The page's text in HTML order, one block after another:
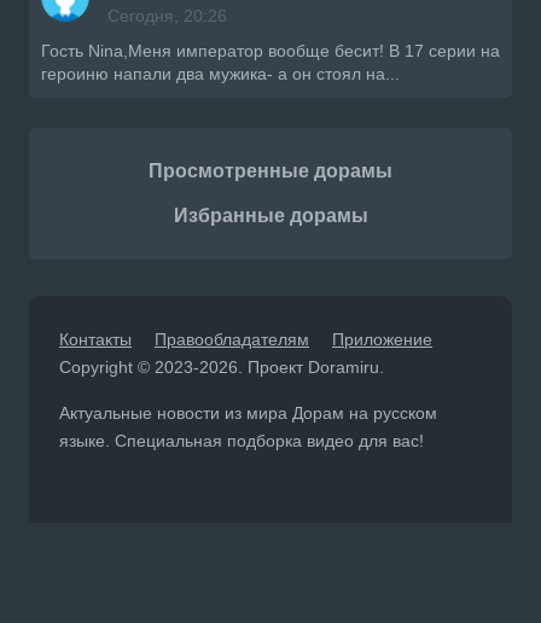
Сегодня, 20:26
Гость Nina,Меня император вообще бесит! В 17 серии на
героиню напали два мужика- а он стоял на...
Просмотренные дорамы
Избранные дорамы
Контакты Правообладателям
Приложение
Copyright © 2023-2026. Проект Doramiru.
Актуальные новости из мира Дорам на русском
языке. Специальная подборка видео для вас!